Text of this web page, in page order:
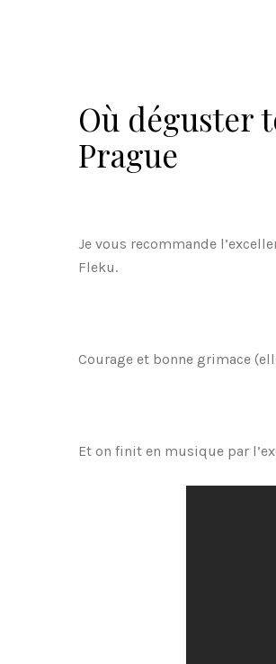
Où déguster
Prague
Je vous recommande
Fleku.
Courage et bonne grimace
Et on finit en musique par